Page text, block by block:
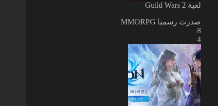
لعبة Guild Wars 2
صدرت رسميا MMORPG
8
4